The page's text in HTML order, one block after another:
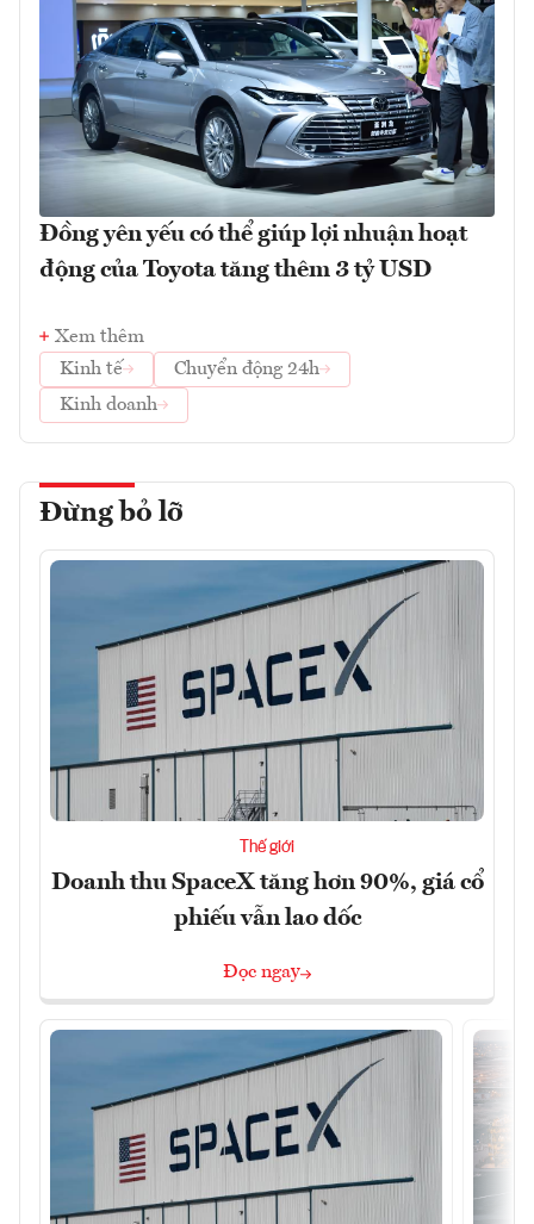
Đồng yên yếu có thể giúp lợi nhuận hoạt
động của Toyota tăng thêm 3 tỷ USD
Xem thêm
Kinh tế
Chuyển động 24h
Kinh doanh
Đừng bỏ lỡ
Thế giới
Doanh thu SpaceX tăng hơn 90%, giá cổ
phiếu vẫn lao dốc
Đọc ngay